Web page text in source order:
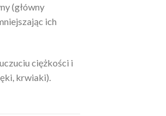
(główny
ich
ciężkości i
krwiaki).